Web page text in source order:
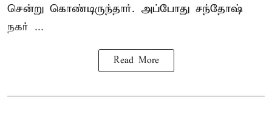
சென்று கொண்டிருந்தார். அப்போது சந்தோஷ்
நகர் ...
Read More